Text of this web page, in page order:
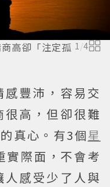
高卻「注定孤 1/4
豐沛，容易交
高，但卻很難
真心。有3個星
實際面，不會考
感受少了人與